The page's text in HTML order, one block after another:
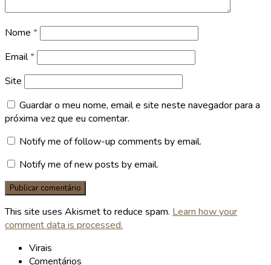
Nome *
Email*
Site
Guardar o meu nome, email e site neste navegador para a
próxima vez que eu comentar.
Notify me of follow-up comments by email.
Notify me of new posts by email.
This site uses Akismet to reduce spam. Learn how your
comment data is processed.
Virais
Comentários